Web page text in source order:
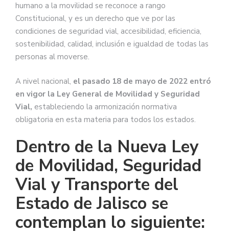
humano a la movilidad se reconoce a rango
Constitucional, y es un derecho que ve por las
condiciones de seguridad vial, accesibilidad, eficiencia,
sostenibilidad, calidad, inclusión e igualdad de todas las
personas al moverse.
A nivel nacional, el pasado 18 de mayo de 2022 entró
en vigor la Ley General de Movilidad y Seguridad
Vial, estableciendo la armonización normativa
obligatoria en esta materia para todos los estados.
Dentro de la Nueva Ley
de Movilidad, Seguridad
Vial y Transporte del
Estado de Jalisco se
contemplan lo siguiente: